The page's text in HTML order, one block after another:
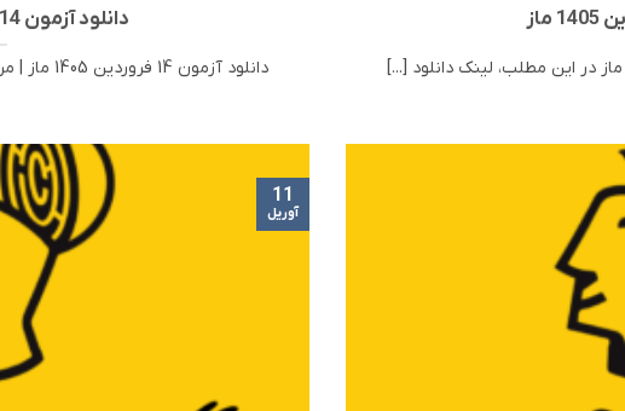
دانلود آزمون 14 فروردین 1405 ماز
دانلود آزمون 14 فروردین 1405 ماز | مرحله 20 ماز در این مطلب، لینک دانلود [...]
11
آوریل